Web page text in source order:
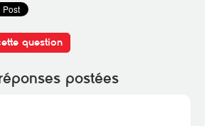
question
postées